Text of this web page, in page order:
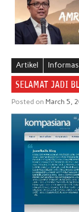
Artikel
SELAMAT JADI
Posted on March 5,